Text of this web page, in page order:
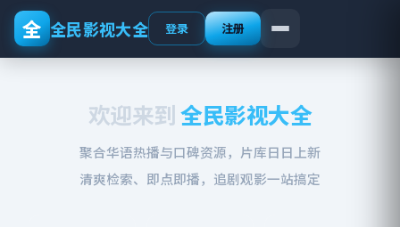
全 全民影视大全 登录 注册
欢迎来到全民影视大全
聚合华语热播与口碑资源，片库日日上新
清爽检索、即点即播，追剧观影一站搞定